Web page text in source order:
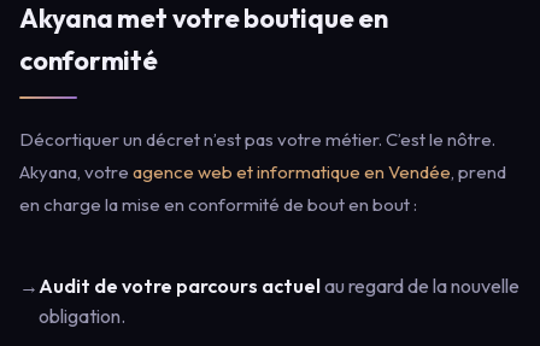
Akyana met votre boutique en
conformité
Décortiquer un décret n’est pas votre métier. C’est le nôtre.
Akyana, votre agence web et informatique en Vendée, prend
en charge la mise en conformité de bout en bout :
→Audit de votre parcours actuelau regard de la nouvelle
obligation.